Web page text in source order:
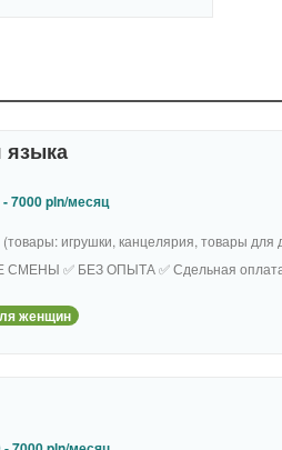
языка
7000 pln/месяц
игрушки, канцелярия, товары для
СМЕНЫ ✅ БЕЗ ОПЫТА ✅ Сдельная
женщин